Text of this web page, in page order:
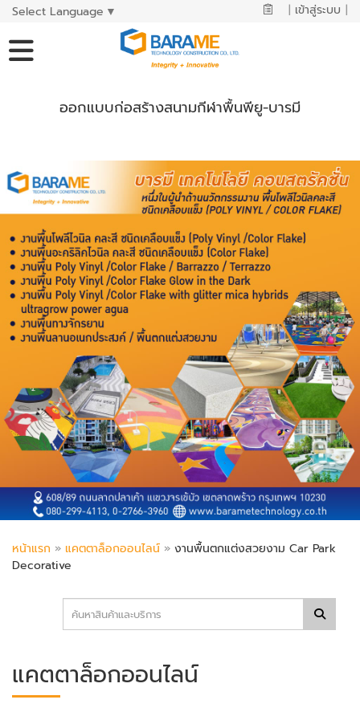
Select Language ▼ | เข้าสู่ระบบ |
ออกแบบก่อสร้างสนามกีฬาพื้นพียู-บารมี
หน้าแรก » แคตตาล็อกออนไลน์ » งานพื้นตกแต่งสวยงาม Car Park
Decorative
แคตตาล็อกออนไลน์